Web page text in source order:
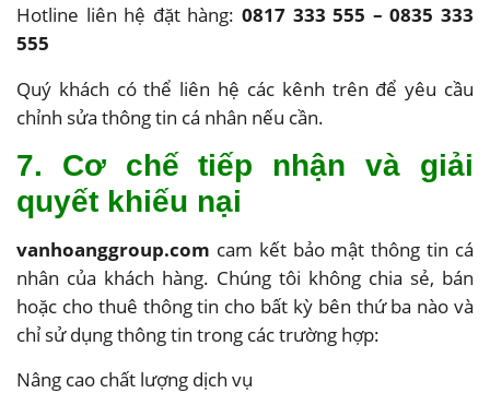
Hotline liên hệ đặt hàng: 0817 333 555 – 0835 333
555
Quý khách có thể liên hệ các kênh trên để yêu cầu
chỉnh sửa thông tin cá nhân nếu cần.
7. Cơ chế tiếp nhận và giải
quyết khiếu nại
vanhoanggroup.com cam kết bảo mật thông tin cá
nhân của khách hàng. Chúng tôi không chia sẻ, bán
hoặc cho thuê thông tin cho bất kỳ bên thứ ba nào và
chỉ sử dụng thông tin trong các trường hợp:
Nâng cao chất lượng dịch vụ